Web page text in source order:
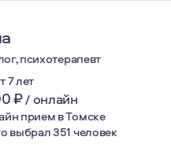
психотерапевт
7 лет
₽/ онлайн
прием в Томске
выбрал 351 человек